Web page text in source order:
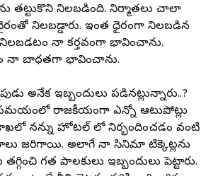
తట్టుకొని నిలబడింది. నిర్మాతలు చాలా
నిలబడ్డారు. ఇంత ధైర్యంగా నిలబడిన
నా కర్తవ్యంగా భావించాను.
నా బాధ్యతగా భావించాను.
అనేక ఇబ్బందులు పడినట్లున్నారు..?
రాజకీయంగా ఎన్నో ఆటుపోట్లు
నన్ను హోటల్ లో నిర్భందించడం వంటి
జరిగాయి. అలాగే నా సినిమా టిక్కెట్లను
తగ్గించి గత పాలకులు ఇబ్బందులు పెట్టారు.